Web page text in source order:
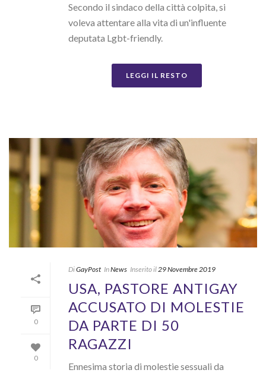
Secondo il sindaco della città colpita, si
voleva attentare alla vita di un'influente
deputata Lgbt-friendly.
LEGGI IL RESTO
0
0
DiGayPost InNews Inserito il29 Novembre 2019
USA, PASTORE ANTIGAY
ACCUSATO DI MOLESTIE
DA PARTE DI 50
RAGAZZI
Ennesima storia di molestie sessuali da